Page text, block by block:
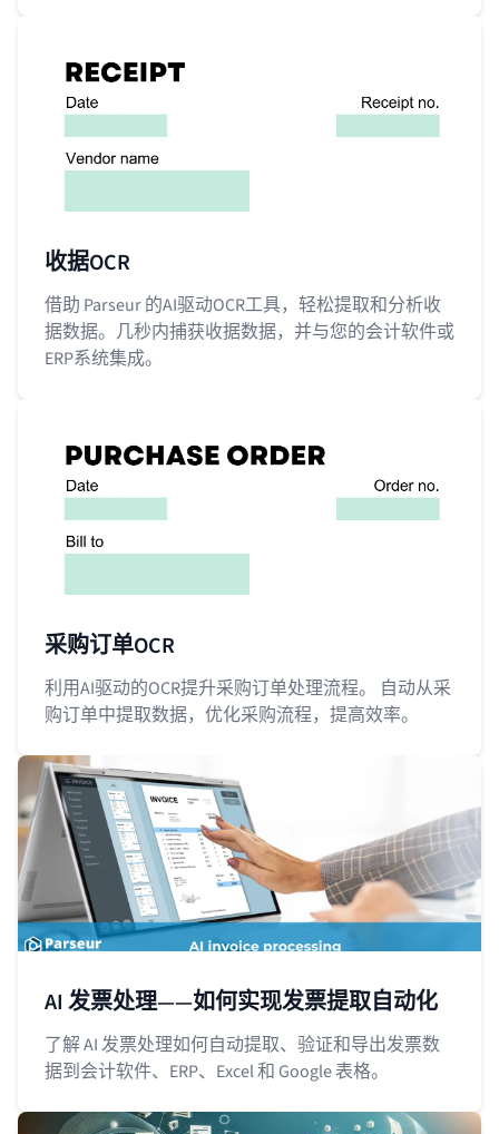
收据OCR
借助 Parseur 的AI驱动OCR工具，轻松提取和分析收
据数据。几秒内捕获收据数据，并与您的会计软件或
ERP系统集成。
采购订单OCR
利用AI驱动的OCR提升采购订单处理流程。 自动从采
购订单中提取数据，优化采购流程，提高效率。
AI 发票处理——如何实现发票提取自动化
了解 AI 发票处理如何自动提取、验证和导出发票数
据到会计软件、ERP、Excel 和 Google 表格。